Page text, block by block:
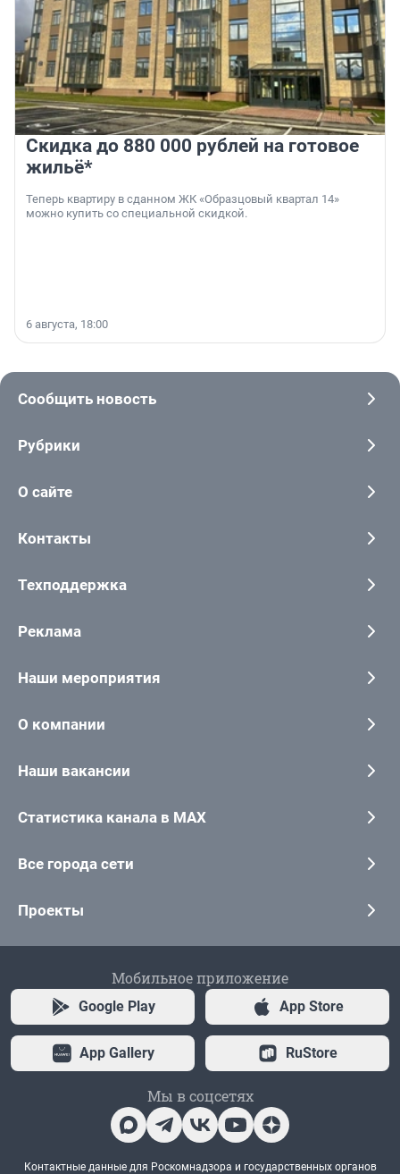
Скидка до 880 000 рублей на готовое
жильё*
Теперь квартиру в сданном ЖК «Образцовый квартал 14»
можно купить со специальной скидкой.
6 августа, 18:00
Сообщить новость
Рубрики
О сайте
Контакты
Техподдержка
Реклама
Наши мероприятия
О компании
Наши вакансии
Статистика канала в MAX
Все города сети
Проекты
Мобильное приложение
Google Play App Store
App Gallery RuStore
Мы в соцсетях
Контактные данные для Роскомнадзора и государственных органов